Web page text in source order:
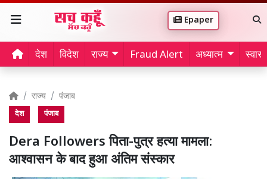
Epaper
देश विदेश राज्य Fraud Alert अध्यात्म
राज्य पंजाब
देश पंजाब
Dera Followers पिता-पुत्र हत्या मामला:
आश्वासन के बाद हुआ अंतिम संस्कार